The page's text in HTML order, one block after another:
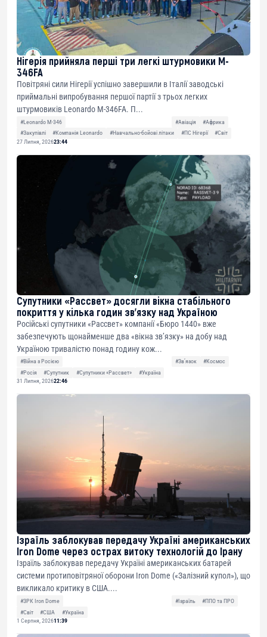
Нігерія прийняла перші три легкі штурмовики M-
346FA
Повітряні сили Нігерії успішно завершили в Італії заводські
приймальні випробування першої партії з трьох легких
штурмовиків Leonardo M-346FA. П...
#Leonardo M-346 #Авіація
#Африка
#Закупівлі
#Компанія Leonardo #Навчально-бойові літаки #ПС Нігерії
#Світ
27 Липня, 202623:44
Супутники «Рассвет» досягли вікна стабільного
покриття у кілька годин зв’язку над Україною
Російські супутники «Рассвет» компанії «Бюро 1440» вже
забезпечують щонайменше два «вікна зв’язку» на добу над
Україною тривалістю понад годину кож...
#Війна з Росією #Звʼязок
#Космос
#Росія
#Супутник #Супутники «Рассвет»
#Україна
31 Липня, 202622:46
Ізраїль заблокував передачу Україні американських
Iron Dome через острах витоку технологій до Ірану
Ізраїль заблокував передачу Україні американських батарей
системи протиповітряної оборони Iron Dome («Залізний купол»), що
викликало критику в США....
#ЗРК Iron Dome #Ізраїль
#ППО та ПРО
#Світ
#США
#Україна
1 Серпня, 202611:39